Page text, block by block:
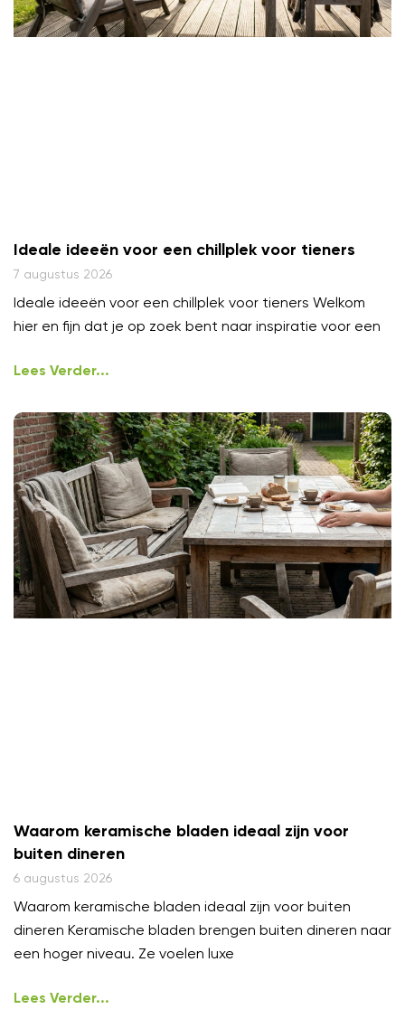
Ideale ideeën voor een chillplek voor tieners
7 augustus 2026
Ideale ideeën voor een chillplek voor tieners Welkom
hier en fijn dat je op zoek bent naar inspiratie voor een
Lees Verder...
Waarom keramische bladen ideaal zijn voor
buiten dineren
6 augustus 2026
Waarom keramische bladen ideaal zijn voor buiten
dineren Keramische bladen brengen buiten dineren naar
een hoger niveau. Ze voelen luxe
Lees Verder...